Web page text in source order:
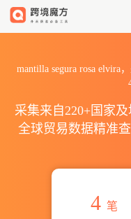
mantilla segura rosa elvira
采集来自220+国家
全球贸易数据精准
4 笔